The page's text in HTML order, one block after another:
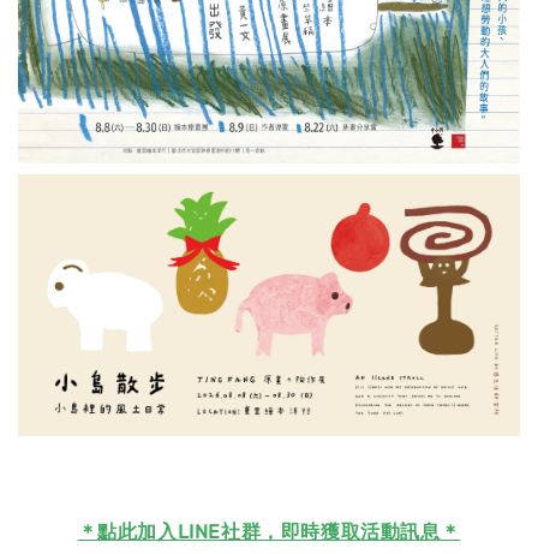
＊點此加入LINE社群，即時獲取活動訊息＊